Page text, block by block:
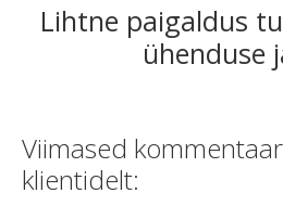
Lihtne paigaldus
ühenduse
Viimased
klientidelt: